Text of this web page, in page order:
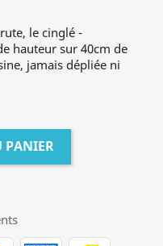
le cinglé -
hauteur sur 40cm de
jamais dépliée ni
PANIER